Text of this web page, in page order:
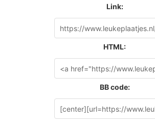
Link:
HTML:
BB code: